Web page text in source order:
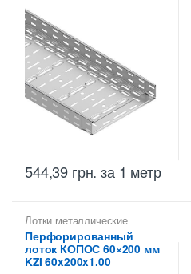
544,39 грн. за 1 метр
Лотки металлические
высотой 60 мм
Металлические огнеупорные
лотки, Перфорированные
лотки высотой 60 мм
Перфорированный
лоток КОПОС 60×200 мм
KZI 60x200x1.00